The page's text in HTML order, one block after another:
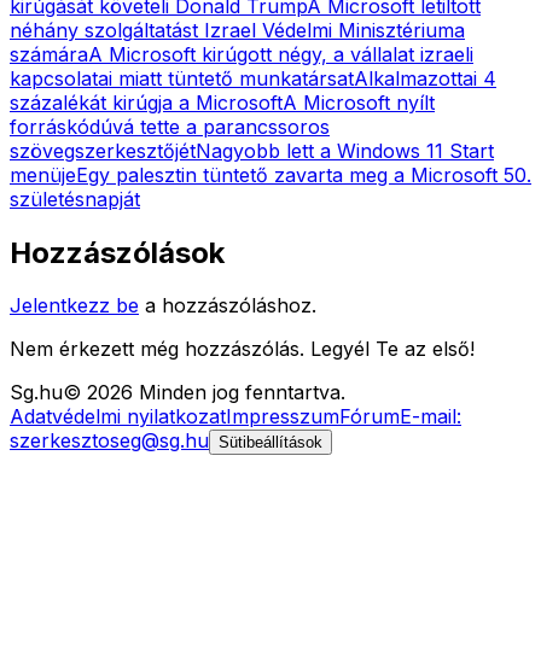
kirúgását követeli Donald TrumpA Microsoft letiltott
néhány szolgáltatást Izrael Védelmi Minisztériuma
számáraA Microsoft kirúgott négy, a vállalat izraeli
kapcsolatai miatt tüntető munkatársatAlkalmazottai 4
százalékát kirúgja a MicrosoftA Microsoft nyílt
forráskódúvá tette a parancssoros
szövegszerkesztőjétNagyobb lett a Windows 11 Start
menüjeEgy palesztin tüntető zavarta meg a Microsoft 50.
születésnapját
Hozzászólások
Jelentkezz be a hozzászóláshoz.
Nem érkezett még hozzászólás. Legyél Te az első!
Sg.hu© 2026 Minden jog fenntartva.
Adatvédelmi nyilatkozatImpresszumFórumE-mail:
szerkesztoseg@sg.hu Sütibeállítások